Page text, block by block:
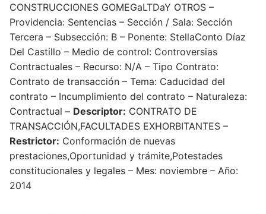
CONSTRUCCIONES GOMEGaLTDaY OTROS –
Providencia: Sentencias – Sección / Sala: Sección
Tercera – Subsección: B – Ponente: StellaConto Díaz
Del Castillo – Medio de control: Controversias
Contractuales – Recurso: N/A – Tipo Contrato:
Contrato de transacción – Tema: Caducidad del
contrato – Incumplimiento del contrato – Naturaleza:
Contractual – Descriptor: CONTRATO DE
TRANSACCIÓN,FACULTADES EXHORBITANTES –
Restrictor: Conformación de nuevas
prestaciones,Oportunidad y trámite,Potestades
constitucionales y legales – Mes: noviembre – Año:
2014